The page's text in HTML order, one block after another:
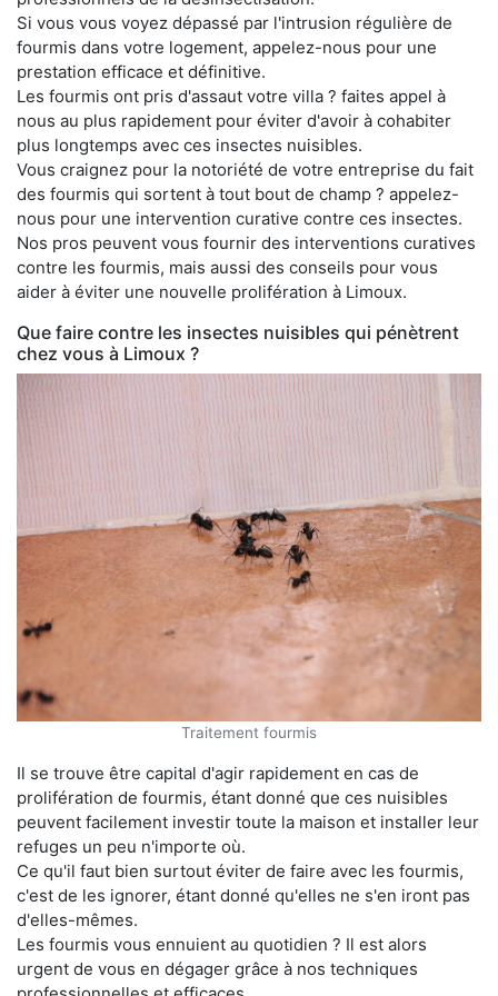
Si vous vous voyez dépassé par l'intrusion régulière de
fourmis dans votre logement, appelez-nous pour une
prestation efficace et définitive.
Les fourmis ont pris d'assaut votre villa ? faites appel à
nous au plus rapidement pour éviter d'avoir à cohabiter
plus longtemps avec ces insectes nuisibles.
Vous craignez pour la notoriété de votre entreprise du fait
des fourmis qui sortent à tout bout de champ ? appelez-
nous pour une intervention curative contre ces insectes.
Nos pros peuvent vous fournir des interventions curatives
contre les fourmis, mais aussi des conseils pour vous
aider à éviter une nouvelle prolifération à Limoux.
Que faire contre les insectes nuisibles qui pénètrent
chez vous à Limoux ?
Traitement fourmis
Il se trouve être capital d'agir rapidement en cas de
prolifération de fourmis, étant donné que ces nuisibles
peuvent facilement investir toute la maison et installer leur
refuges un peu n'importe où.
Ce qu'il faut bien surtout éviter de faire avec les fourmis,
c'est de les ignorer, étant donné qu'elles ne s'en iront pas
d'elles-mêmes.
Les fourmis vous ennuient au quotidien ? Il est alors
urgent de vous en dégager grâce à nos techniques